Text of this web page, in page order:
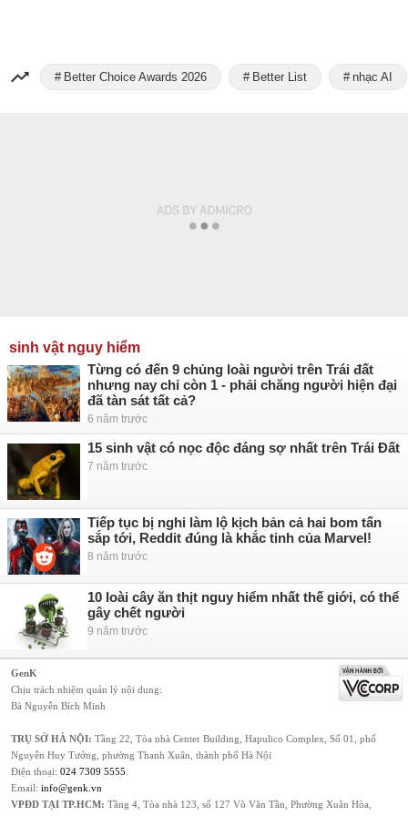
Better Choice Awards 2026 Better List nhạc AI
sinh vật nguy hiểm
Từng có đến 9 chủng loài người trên Trái đất
nhưng nay chỉ còn 1 - phải chăng người hiện đại
đã tàn sát tất cả?
6 năm trước
15 sinh vật có nọc độc đáng sợ nhất trên Trái Đất
7 năm trước
Tiếp tục bị nghi làm lộ kịch bản cả hai bom tấn
sắp tới, Reddit đúng là khắc tinh của Marvel!
8 năm trước
10 loài cây ăn thịt nguy hiểm nhất thế giới, có thể
gây chết người
9 năm trước
GenK
Chịu trách nhiệm quản lý nội dung:
Bà Nguyễn Bích Minh
TRỤ SỞ HÀ NỘI: Tầng 22, Tòa nhà Center Building, Hapulico Complex, Số 01, phố
Nguyễn Huy Tưởng, phường Thanh Xuân, thành phố Hà Nội
Điện thoại: 024 7309 5555
Email: info@genk.vn
VPĐD TẠI TP.HCM: Tầng 4, Tòa nhà 123, số 127 Võ Văn Tần, Phường Xuân Hòa,